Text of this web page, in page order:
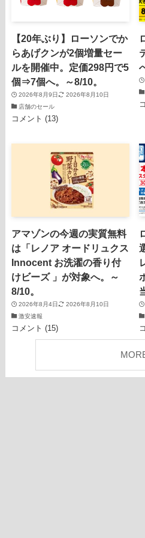
【20年ぶり】ローソンでか
らあげクンが2個増量セー
ルを開催中。定価298円で5
個⇒7個へ。～8/10。
2026年8月9日
2026年8月10日
店舗のセール
コメント (13)
アマゾンの今週の実質無料
は「レノア オードリュクス
Innocent お洗濯の香り付
けビーズ 」が対象へ。～
8/10。
2026年8月4日
2026年8月10日
激安速報
コメント (15)